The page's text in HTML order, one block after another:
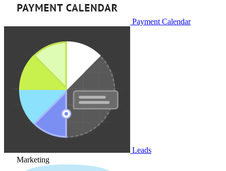
Payment Calendar
Leads
Marketing